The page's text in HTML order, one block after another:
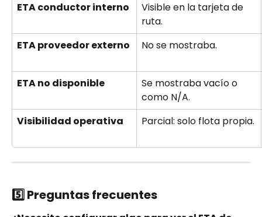
ETA conductor interno
Visible en la tarjeta de
ruta.
ETA proveedor externo
No se mostraba.
ETA no disponible
Se mostraba vacío o
como N/A.
Visibilidad operativa
Parcial: solo flota propia.
5️⃣ Preguntas frecuentes